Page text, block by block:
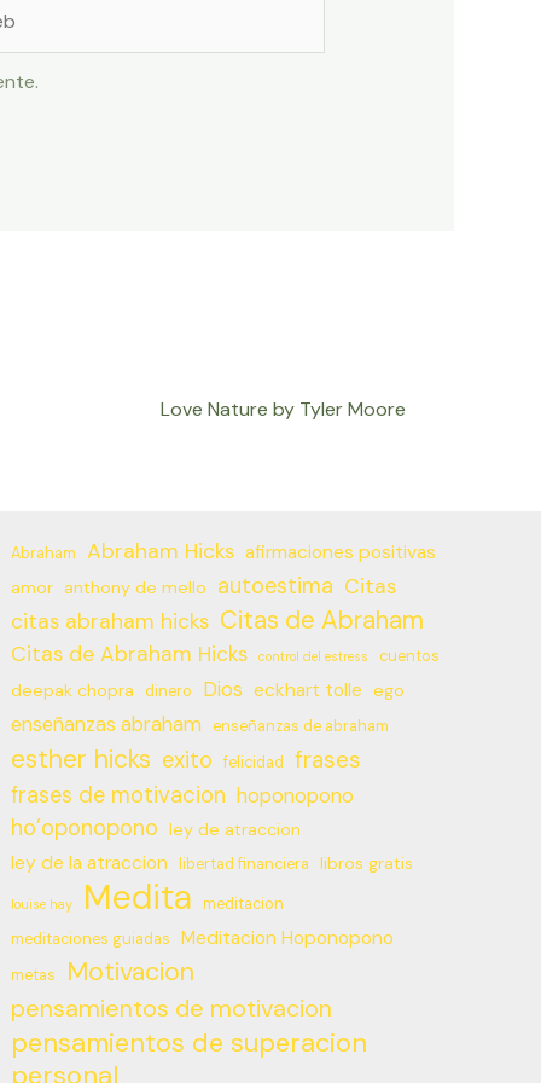
Love Nature by Tyler Moore
Abraham Abraham Hicks afirmaciones positivas
amor anthony de mello autoestima Citas
citas abraham hicks Citas de Abraham
Citas de Abraham Hicks control del estress cuentos
deepak chopra dinero Dios eckhart tolle ego
enseñanzas abraham enseñanzas de abraham
esther hicks exito felicidad frases
frases de motivacion hoponopono
ho’oponopono ley de atraccion
ley de la atraccion libertad financiera libros gratis
louise hay Medita
meditacion
meditaciones guiadas
Meditacion Hoponopono
metas Motivacion
pensamientos de motivacion
pensamientos de superacion
personal